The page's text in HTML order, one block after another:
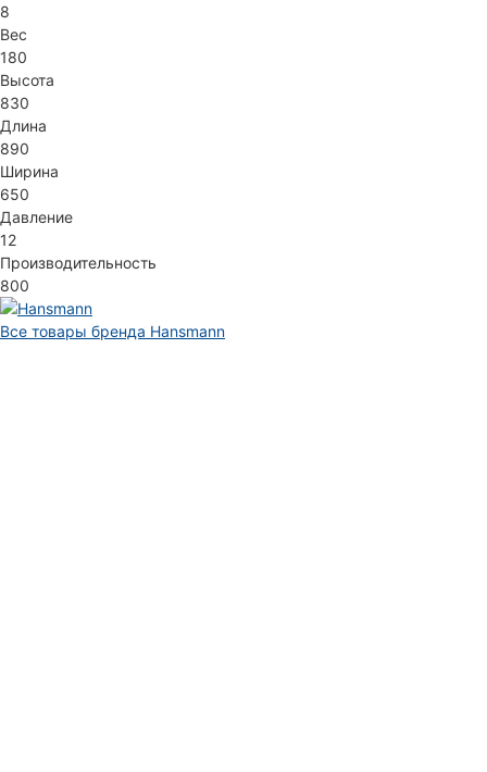
8
Вес
180
Высота
830
Длина
890
Ширина
650
Давление
12
Производительность
800
Все товары бренда Hansmann